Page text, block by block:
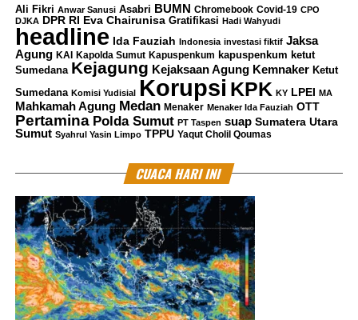
Ali Fikri Anwar Sanusi Asabri BUMN Chromebook Covid-19 CPO
DJKA
DPR RI Eva Chairunisa Gratifikasi Hadi Wahyudi
headline Ida Fauziah Indonesia investasi fiktif Jaksa
Agung KAI Kapolda Sumut Kapuspenkum kapuspenkum ketut
Sumedana Kejagung Kejaksaan Agung Kemnaker Ketut
Sumedana Komisi Yudisial Korupsi KPK KY LPEI MA
Mahkamah Agung Medan Menaker Menaker Ida Fauziah OTT
Pertamina Polda Sumut PT Taspen suap Sumatera Utara
Sumut Syahrul Yasin Limpo TPPU Yaqut Cholil Qoumas
CUACA HARI INI